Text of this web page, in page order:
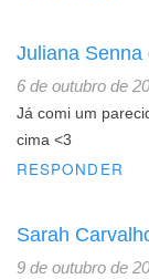
Juliana Senna
6 de outubro de
Já comi um
cima <3
RESPONDER
Sarah
9 de outubro de